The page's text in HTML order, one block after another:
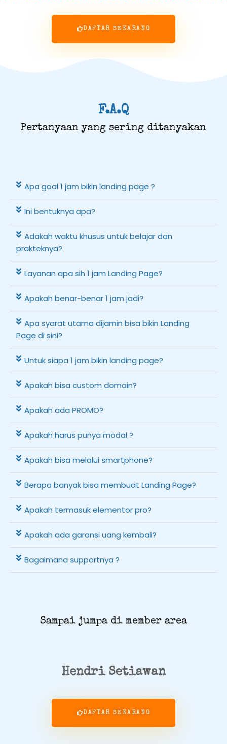
DAFTAR SEKARANG
F.A.Q
Pertanyaan yang sering ditanyakan
Apa goal 1 jam bikin landing page ?
Ini bentuknya apa?
Adakah waktu khusus untuk belajar dan
prakteknya?
Layanan apa sih 1 jam Landing Page?
Apakah benar-benar 1 jam jadi?
Apa syarat utama dijamin bisa bikin Landing
Page di sini?
Untuk siapa 1 jam bikin landing page?
Apakah bisa custom domain?
Apakah ada PROMO?
Apakah harus punya modal ?
Apakah bisa melalui smartphone?
Berapa banyak bisa membuat Landing Page?
Apakah termasuk elementor pro?
Apakah ada garansi uang kembali?
Bagaimana supportnya ?
Sampai jumpa di member area
Hendri Setiawan
DAFTAR SEKARANG